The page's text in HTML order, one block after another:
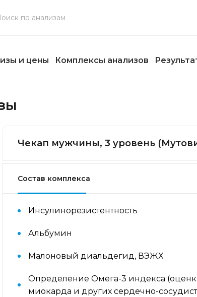
и цены Комплексы анализов
Чекап мужчины, 3 уровень
Состав комплекса
Инсулинорезистентность
Альбумин
Малоновый диальдегид, ВЭЖХ
Определение Омега-3 индекса
миокарда и других сердечно-